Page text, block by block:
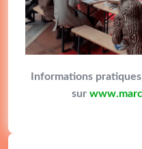
Informations
sur